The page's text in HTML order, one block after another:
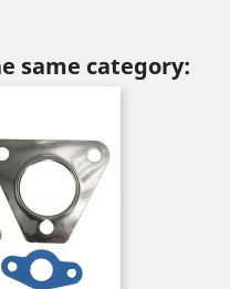
same category: